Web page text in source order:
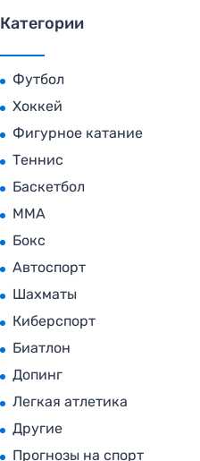
Категории
Футбол
Хоккей
Фигурное катание
Теннис
Баскетбол
MMA
Бокс
Автоспорт
Шахматы
Киберспорт
Биатлон
Допинг
Легкая атлетика
Другие
Прогнозы на спорт